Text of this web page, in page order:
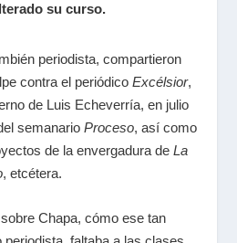
su curso.
periodista, compartieron
contra el periódicoExcélsior,
de Luis Echeverría, en julio
semanarioProceso, así como
de la envergadura deLa
, etcétera.
Chapa, cómo ese tan